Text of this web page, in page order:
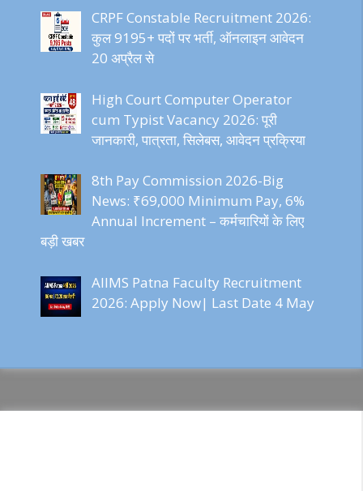
CRPF Constable Recruitment 2026:
कुल 9195+ पदों पर भर्ती, ऑनलाइन आवेदन
20 अप्रैल से
High Court Computer Operator
cum Typist Vacancy 2026: पूरी
जानकारी, पात्रता, सिलेबस, आवेदन प्रक्रिया
8th Pay Commission 2026-Big
News: ₹69,000 Minimum Pay, 6%
Annual Increment – कर्मचारियों के लिए
बड़ी खबर
AIIMS Patna Faculty Recruitment
2026: Apply Now| Last Date 4 May